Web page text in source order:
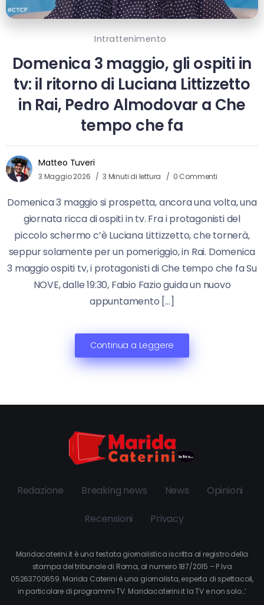
Intrattenimento
Domenica 3 maggio, gli ospiti in
tv: il ritorno di Luciana Littizzetto
in Rai, Pedro Almodovar a Che
tempo che fa
Matteo Tuveri
3 Maggio 2026 3 Minuti di lettura 0 Commenti
Domenica 3 maggio si prospetta, ancora una volta, una
giornata ricca di ospiti in tv. Fra i protagonisti del
piccolo schermo c’è Luciana Littizzetto, che tornerà,
seppur solamente per un pomeriggio, in Rai. Domenica
3 maggio ospiti tv, i protagonisti di Che tempo che fa Su
NOVE, dalle 19:30, Fabio Fazio guida un nuovo
appuntamento […]
Continua a Leggere
Redazione Breaking news News Opinioni
Recensioni Privacy
Maridacaterini.it è una testata giornalistica iscritta al registro della
stampa del tribunale di Roma, al numero 187/2015 – P.Iva
05263700659. Marida Caterini è una giornalista, esperta di spettacoli,
in particolare di programmi TV. Maridacaterini.it la TV e non solo…’